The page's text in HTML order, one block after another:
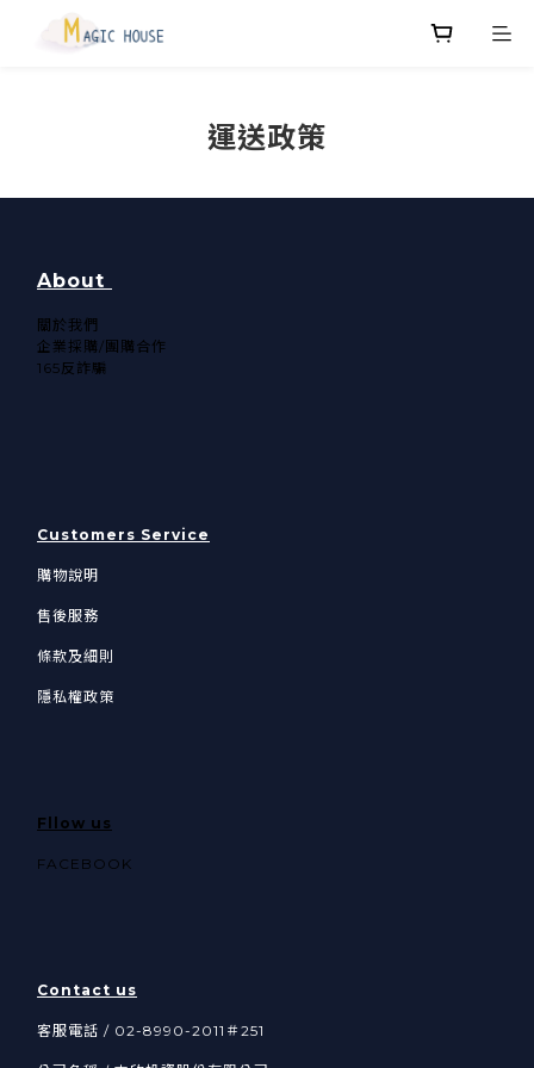
運送政策
About
關於我們​
企業採購/團購合作
165反詐騙
Customers Service
購物說明
售後服務
條款及細則
隱私權政策
Fllow us
FACEBOOK
Contact us
客服電話 / 02-8990-2011＃251